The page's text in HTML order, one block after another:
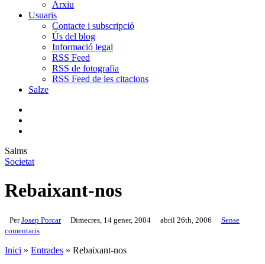
Arxiu
Usuaris
Contacte i subscripció
Ús del blog
Informació legal
RSS Feed
RSS de fotografia
RSS Feed de les citacions
Salze
Salms
Societat
Rebaixant-nos
Per Josep Porcar Dimecres, 14 gener, 2004 abril 26th, 2006
Sense
comentaris
Inici » Entrades » Rebaixant-nos